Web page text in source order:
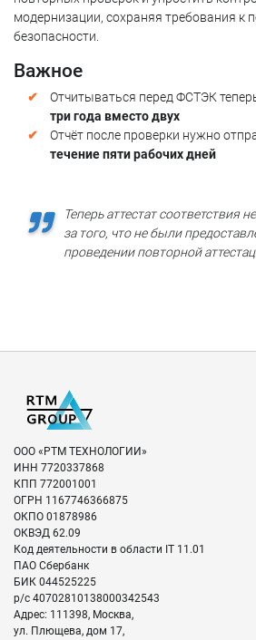
модернизации, сохраняя требования к
безопасности.
Важное
Отчитываться перед ФСТЭК
три года вместо двух
Отчёт после проверки нужно
течение пяти рабочих дней
Теперь аттестат соответствия
за того, что не были
проведении повторной
ООО «РТМ ТЕХНОЛОГИИ»
ИНН 7720337868
КПП 772001001
ОГРН 1167746366875
ОКПО 01878986
ОКВЭД 62.09
Код деятельности в области IT 11.01
ПАО Сбербанк
БИК 044525225
р/с 40702810138000342543
Адрес: 111398, Москва,
ул. Плющева, дом 17,